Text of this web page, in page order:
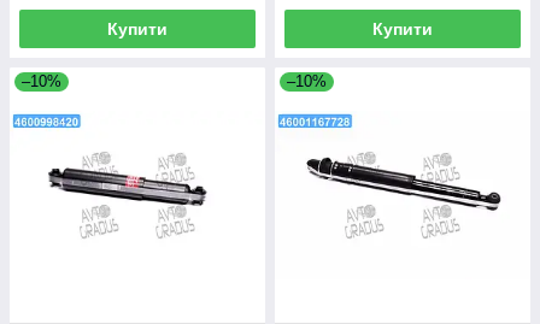
Купити Купити
–10% –10%